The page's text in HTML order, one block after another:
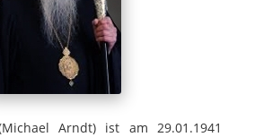
Arndt) ist am 29.01.1941